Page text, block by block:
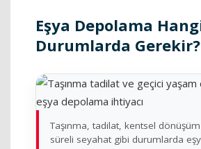
Eşya Depolama
Durumlarda Gerekir?
Taşınma, tadilat, kentsel
süreli seyahat gibi durumlarda